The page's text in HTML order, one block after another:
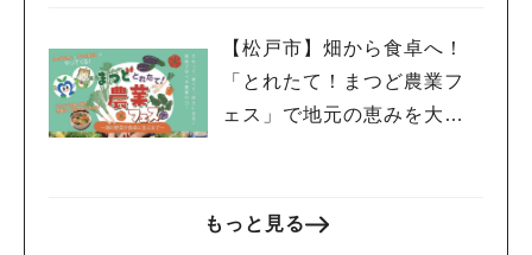
【松戸市】畑から食卓へ！
「とれたて！まつど農業フ
ェス」で地元の恵みを大満
もっと見る